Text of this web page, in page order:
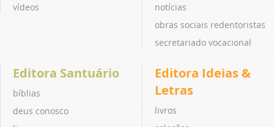
vídeos
notícias
obras sociais redentoristas
secretariado vocacional
Editora Santuário
bíblias
deus conosco
Editora Ideias &
Letras
livros